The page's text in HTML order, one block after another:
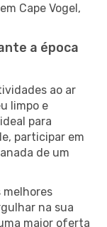
Cape Vogel,
a época
ao ar
limpo e
para
participar em
de um
melhores
na sua
maior oferta